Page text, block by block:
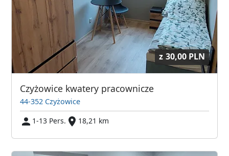
z 30,00 PLN
Czyżowice kwatery pracownicze
44-352 Czyżowice
1-13 Pers.
18,21 km